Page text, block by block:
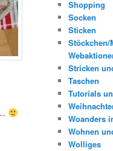
Shopping
Socken
Sticken
Stöckchen/
Stricken
Taschen
Tutorials
Woanders
Wohnen
Wolliges